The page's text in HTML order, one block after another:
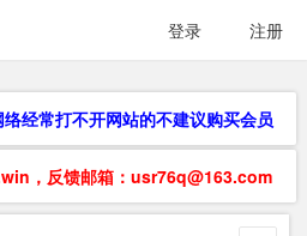
登录 注册
经常打不开网站的不建议购买会员
，反馈邮箱：usr76q@163.com